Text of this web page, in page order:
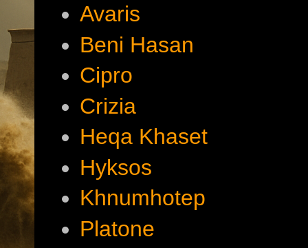
Avaris
Beni Hasan
Cipro
Crizia
Heqa Khaset
Hyksos
Khnumhotep
Platone